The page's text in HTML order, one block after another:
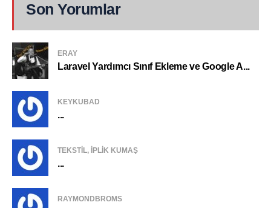
Son Yorumlar
ERAY
Laravel Yardımcı Sınıf Ekleme ve Google A...
KEYKUBAD
...
TEKSTIL, IPLIK KUMAŞ
...
RAYMONDBROMS